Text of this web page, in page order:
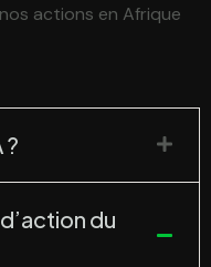
actions en Afrique
?
du